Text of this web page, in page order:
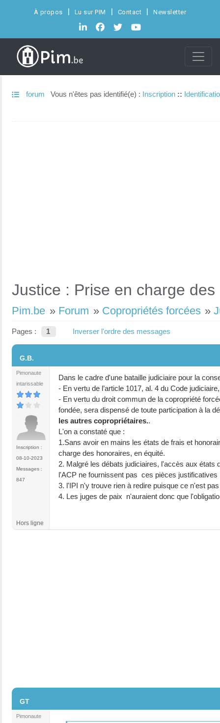
À propos Lu sur PIM Contact Newsletter
forum Vous n'êtes pas identifié(e) : Inscription ::
Justice : Prise en charge
Pim.be » Forum » Copropriétés forcées »
Pages : 1 Inverser l'ordre des messages
G.B.
Pimonaute
intarissable
Inscription :
08-10-2023
Messages :
847
Dans le cadre d'une bataille judiciaire pour la
- En vertu de l’article 1017, al. 4 du Code
- En vertu du droit commun de la copropriété
fondée, sera dispensé de toute participation à la
les autres copropriétaires..
L'on a constaté que :
1.Sans avoir en mains les états de frais et
charge des honoraires, en équité.
2. Malgré les débats judiciaires, l'accès aux
l'ACP ne fournissent pas ces pièces justificatives
3. l'IPI n'y trouve rien à redire puisque ce n'est
4. Les juges de paix n'auraient donc que
Hors ligne
GT
Pimonaute